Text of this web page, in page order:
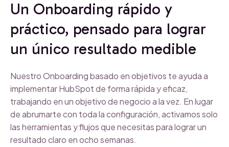
Un Onboarding rápido y
práctico, pensado para lograr
un único resultado medible
Nuestro Onboarding basado en objetivos te ayuda a
implementar HubSpot de forma rápida y eficaz,
trabajando en un objetivo de negocio a la vez. En lugar
de abrumarte con toda la configuración, activamos solo
las herramientas y flujos que necesitas para lograr un
resultado claro en ocho semanas.